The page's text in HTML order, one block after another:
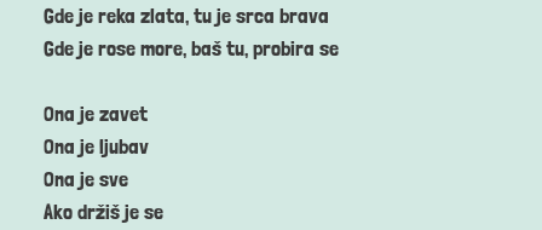
Gde je reka zlata, tu je srca brava
Gde je rose more, baš tu, probira se
Ona je zavet
Ona je ljubav
Ona je sve
Ako držiš je se